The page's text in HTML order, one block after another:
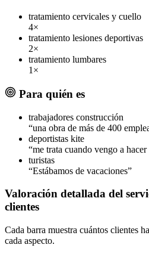
tratamiento cervicales y cuello
4×
tratamiento lesiones deportivas
2×
tratamiento lumbares
1×
Para quién es
trabajadores construcción
“una obra de más de 400
deportistas kite
“me trata cuando vengo a
turistas
“Estábamos de vacaciones”
Valoración detallada del
clientes
Cada barra muestra cuántos clientes
cada aspecto.